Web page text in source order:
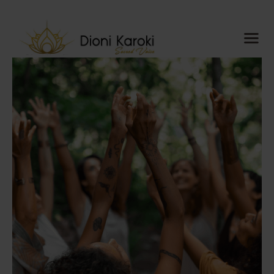
Dioni Karoki
Sacred Voice
Αρχική
About me
Sacred Voice
ThetaHealing®
Resonance
Meditations
Ημερολόγιο
Blog
Media